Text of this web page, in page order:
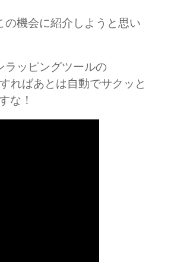
機会に紹介しようと思い
ラッピングツールの
ればあとは自動でサクッと
な！